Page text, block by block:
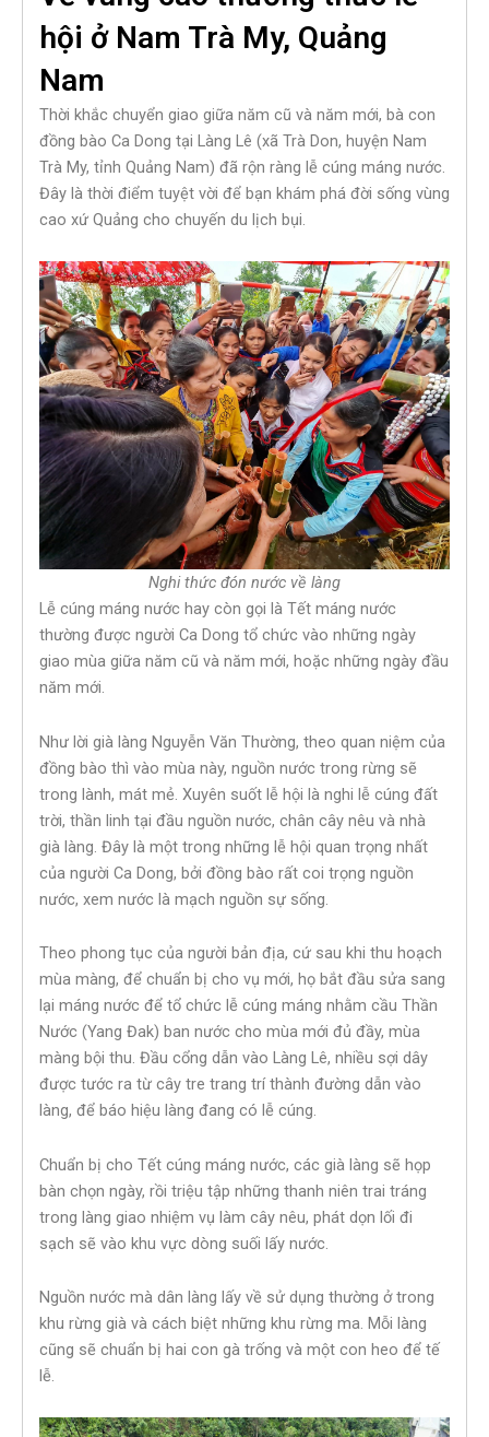
hội ở Nam Trà My, Quảng
Nam
Thời khắc chuyển giao giữa năm cũ và năm mới, bà con
đồng bào Ca Dong tại Làng Lê (xã Trà Don, huyện Nam
Trà My, tỉnh Quảng Nam) đã rộn ràng lễ cúng máng nước.
Đây là thời điểm tuyệt vời để bạn khám phá đời sống vùng
cao xứ Quảng cho chuyến du lịch bụi.
Nghi thức đón nước về làng
Lễ cúng máng nước hay còn gọi là Tết máng nước
thường được người Ca Dong tổ chức vào những ngày
giao mùa giữa năm cũ và năm mới, hoặc những ngày đầu
năm mới.
Như lời già làng Nguyễn Văn Thường, theo quan niệm của
đồng bào thì vào mùa này, nguồn nước trong rừng sẽ
trong lành, mát mẻ. Xuyên suốt lễ hội là nghi lễ cúng đất
trời, thần linh tại đầu nguồn nước, chân cây nêu và nhà
già làng. Đây là một trong những lễ hội quan trọng nhất
của người Ca Dong, bởi đồng bào rất coi trọng nguồn
nước, xem nước là mạch nguồn sự sống.
Theo phong tục của người bản địa, cứ sau khi thu hoạch
mùa màng, để chuẩn bị cho vụ mới, họ bắt đầu sửa sang
lại máng nước để tổ chức lễ cúng máng nhằm cầu Thần
Nước (Yang Đak) ban nước cho mùa mới đủ đầy, mùa
màng bội thu. Đầu cổng dẫn vào Làng Lê, nhiều sợi dây
được tước ra từ cây tre trang trí thành đường dẫn vào
làng, để báo hiệu làng đang có lễ cúng.
Chuẩn bị cho Tết cúng máng nước, các già làng sẽ họp
bàn chọn ngày, rồi triệu tập những thanh niên trai tráng
trong làng giao nhiệm vụ làm cây nêu, phát dọn lối đi
sạch sẽ vào khu vực dòng suối lấy nước.
Nguồn nước mà dân làng lấy về sử dụng thường ở trong
khu rừng già và cách biệt những khu rừng ma. Mỗi làng
cũng sẽ chuẩn bị hai con gà trống và một con heo để tế
lễ.